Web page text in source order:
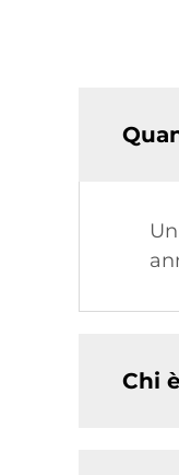
Chi